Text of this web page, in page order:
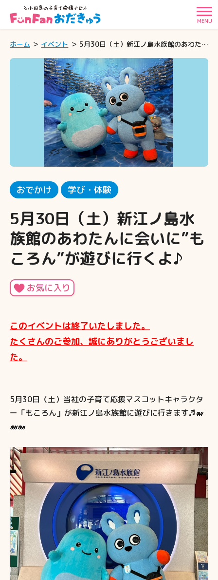
MENU
ホーム イベント 5月30日（土）新江ノ島水族館のあわたんに会いに”もころん”が遊びに行くよ♪
おでかけ 学び・体験
5月30日（土）新江ノ島水
族館のあわたんに会いに”も
ころん”が遊びに行くよ♪
お気に入り
このイベントは終了いたしました。
たくさんのご参加、誠にありがとうございまし
た。
5月30日（土）当社の子育て応援マスコットキャラクタ
ー「もころん」が新江ノ島水族館に遊びに行きます♬🐋
🐋🐋